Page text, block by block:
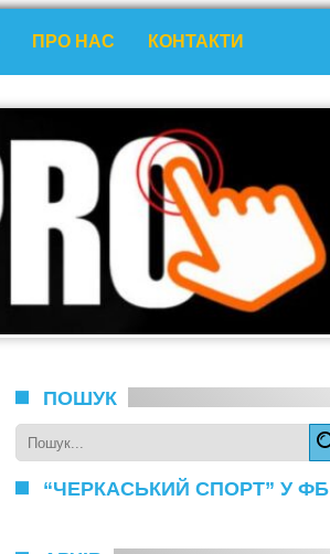
ПРО НАС КОНТАКТИ
ПОШУК
“ЧЕРКАСЬКИЙ СПОРТ” У ФБ